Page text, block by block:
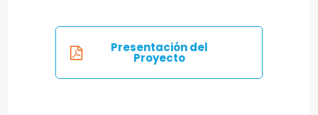
Presentación del
Proyecto